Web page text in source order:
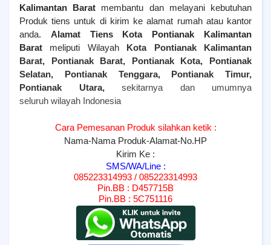
Kalimantan Barat membantu dan melayani kebutuhan
Produk tiens untuk di kirim ke alamat rumah atau kantor
anda. Alamat Tiens Kota Pontianak Kalimantan
Barat meliputi Wilayah Kota Pontianak Kalimantan
Barat, Pontianak Barat, Pontianak Kota, Pontianak
Selatan, Pontianak Tenggara, Pontianak Timur,
Pontianak Utara,
sekitarnya dan umumnya
seluruh wilayah Indonesia
Cara Pemesanan Produk silahkan ketik :
Nama-Nama Produk-Alamat-No.HP
Kirim Ke :
SMS/WA/Line :
085223314993 / 085223314993
Pin.BB : D457715B
Pin.BB : 5C751116